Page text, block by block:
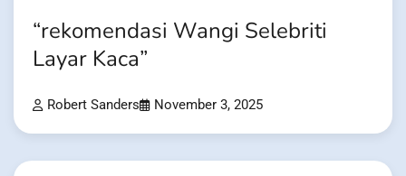
“rekomendasi Wangi Selebriti
Layar Kaca”
Robert Sanders November 3, 2025